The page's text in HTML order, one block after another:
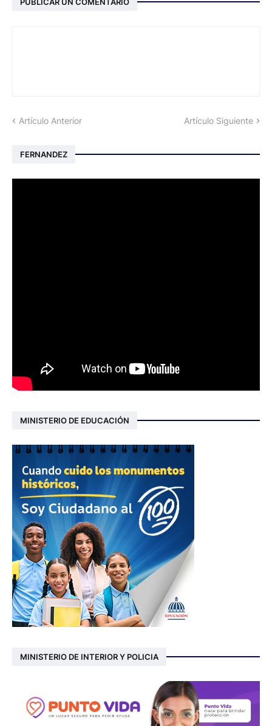
Artículo Anterior Artículo Siguiente
FERNANDEZ
MINISTERIO DE EDUCACIÓN
MINISTERIO DE INTERIOR Y POLICIA